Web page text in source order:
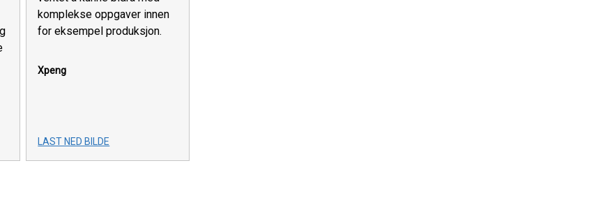
komplekse oppgaver innen
for eksempel produksjon.
Xpeng
LAST NED BILDE